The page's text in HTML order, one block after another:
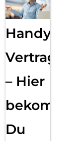
Handy
– Hier
bekommst
Du